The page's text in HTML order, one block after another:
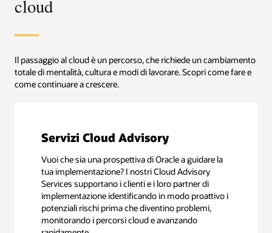
cloud
Il passaggio al cloud è un percorso, che richiede un cambiamento
totale di mentalità, cultura e modi di lavorare. Scopri come fare e
come continuare a crescere.
Servizi Cloud Advisory
Vuoi che sia una prospettiva di Oracle a guidare la
tua implementazione? I nostri Cloud Advisory
Services supportano i clienti e i loro partner di
implementazione identificando in modo proattivo i
potenziali rischi prima che diventino problemi,
monitorando i percorsi cloud e avanzando